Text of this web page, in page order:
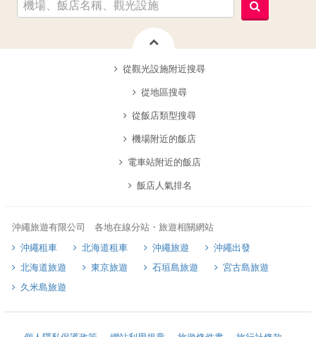
從觀光設施附近搜尋
從地區搜尋
從飯店類型搜尋
機場附近的飯店
電車站附近的飯店
飯店人氣排名
沖繩旅遊有限公司 各地在線分站・旅遊相關網站
沖繩租車
北海道租車 沖繩旅遊
沖繩出發
北海道旅遊
東京旅遊 石垣島旅遊
宮古島旅遊
久米島旅遊